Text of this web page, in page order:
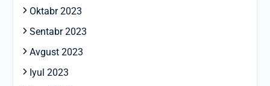
Oktabr 2023
Sentabr 2023
Avgust 2023
Iyul 2023